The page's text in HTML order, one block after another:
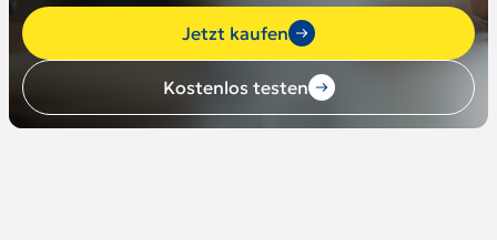
Jetzt kaufen
Kostenlos testen